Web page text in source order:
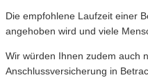
Die empfohlene Laufzeit einer
angehoben wird und viele
Wir würden Ihnen zudem auch
Anschlussversicherung in